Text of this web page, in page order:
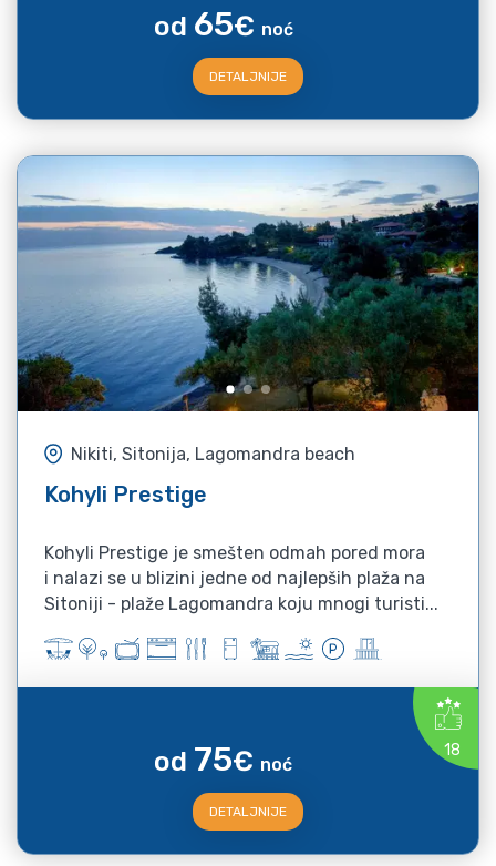
od 65€ noć
DETALJNIJE
Nikiti, Sitonija, Lagomandra beach
Kohyli Prestige
Kohyli Prestige je smešten odmah pored mora
i nalazi se u blizini jedne od najlepših plaža na
Sitoniji - plaže Lagomandra koju mnogi turisti...
18
od 75€ noć
DETALJNIJE